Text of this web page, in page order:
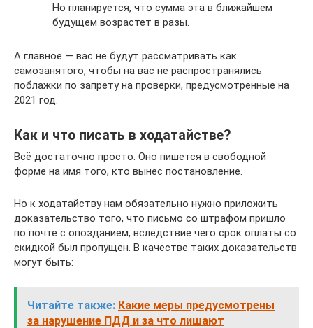
Но планируется, что сумма эта в ближайшем
будущем возрастет в разы.
А главное — вас не будут рассматривать как
самозанятого, чтобы на вас не распространялись
поблажки по запрету на проверки, предусмотренные на
2021 год.
Как и что писать в ходатайстве?
Всё достаточно просто. Оно пишется в свободной
форме на имя того, кто вынес постановление.
Но к ходатайству нам обязательно нужно приложить
доказательство того, что письмо со штрафом пришло
по почте с опозданием, вследствие чего срок оплаты со
скидкой был пропущен. В качестве таких доказательств
могут быть:
Читайте также: Какие меры предусмотрены
за нарушение ПДД и за что лишают